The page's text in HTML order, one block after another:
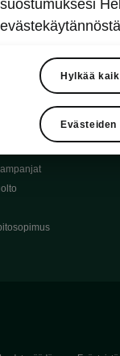
varaosat
moottoriöljyt
suostumuksesi
Hylkää
Evästeiden